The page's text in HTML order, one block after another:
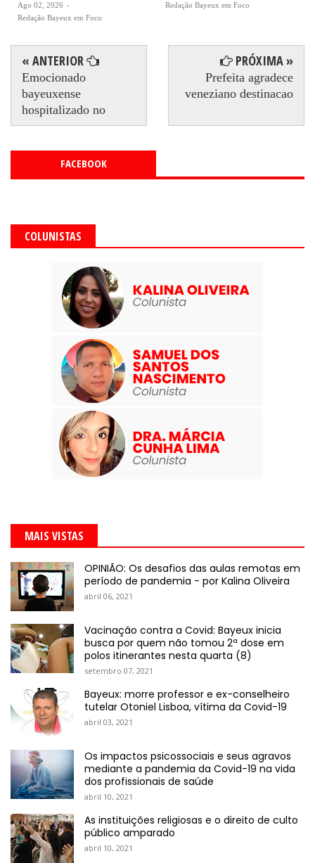
Ago 02, 2026 -
Redação Bayeux em Foco
Redação Bayeux em Foco
« ANTERIOR
Emocionado
bayeuxense
hospitalizado no
PRÓXIMA »
Prefeita agradece
veneziano destinacao
FACEBOOK
COLUNISTAS
MAIS VISTAS
OPINIÃO: Os desafios das aulas remotas em
período de pandemia - por Kalina Oliveira
abril 06, 2021
Vacinação contra a Covid: Bayeux inicia
busca por quem não tomou 2ª dose em
polos itinerantes nesta quarta (8)
setembro 07, 2021
Bayeux: morre professor e ex-conselheiro
tutelar Otoniel Lisboa, vítima da Covid-19
abril 03, 2021
Os impactos psicossociais e seus agravos
mediante a pandemia da Covid-19 na vida
dos profissionais de saúde
abril 10, 2021
As instituições religiosas e o direito de culto
público amparado
abril 10, 2021